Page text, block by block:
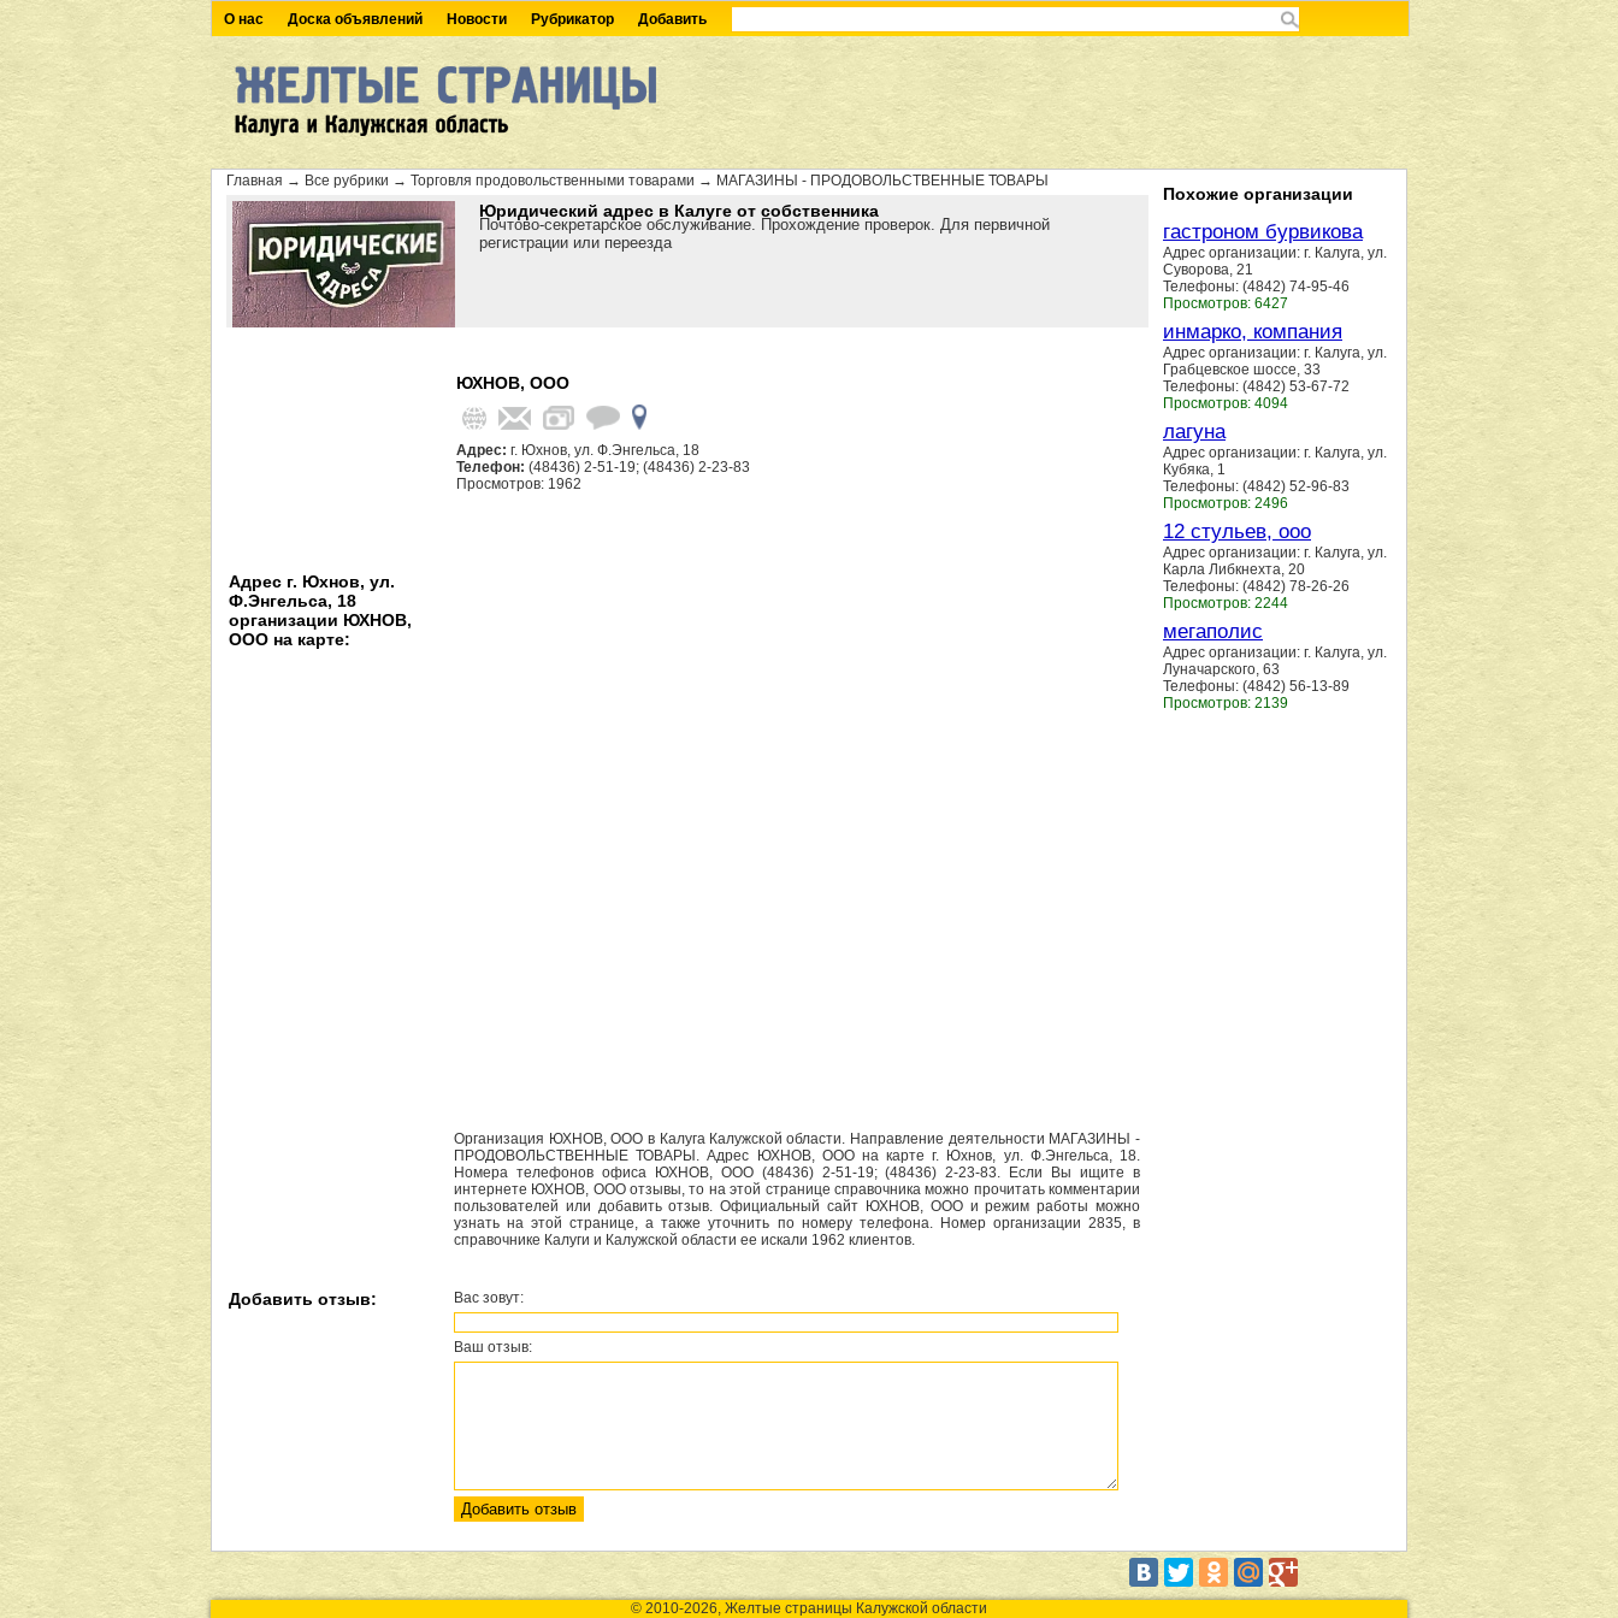
О нас Доска объявлений Новости Рубрикатор Добавить
Главная → Все рубрики → Торговля продовольственными товарами → МАГАЗИНЫ - ПРОДОВОЛЬСТВЕННЫЕ ТОВАРЫ
Юридический адрес в Калуге от собственника
Почтово-секретарское обслуживание. Прохождение проверок. Для первичной
регистрации или переезда
ЮХНОВ, ООО
Адрес: г. Юхнов, ул. Ф.Энгельса, 18
Телефон: (48436) 2-51-19; (48436) 2-23-83
Просмотров: 1962
Адрес г. Юхнов, ул.
Ф.Энгельса, 18
организации ЮХНОВ,
ООО на карте:
Организация ЮХНОВ, ООО в Калуга Калужской области. Направление деятельности МАГАЗИНЫ -
ПРОДОВОЛЬСТВЕННЫЕ ТОВАРЫ. Адрес ЮХНОВ, ООО на карте г. Юхнов, ул. Ф.Энгельса, 18.
Номера телефонов офиса ЮХНОВ, ООО (48436) 2-51-19; (48436) 2-23-83. Если Вы ищите в
интернете ЮХНОВ, ООО отзывы, то на этой странице справочника можно прочитать комментарии
пользователей или добавить отзыв. Официальный сайт ЮХНОВ, ООО и режим работы можно
узнать на этой странице, а также уточнить по номеру телефона. Номер организации 2835, в
справочнике Калуги и Калужской области ее искали 1962 клиентов.
Добавить отзыв: Вас зовут:
Ваш отзыв:
Похожие организации
гастроном бурвикова
Адрес организации: г. Калуга, ул.
Суворова, 21
Телефоны: (4842) 74-95-46
Просмотров: 6427
инмарко, компания
Адрес организации: г. Калуга, ул.
Грабцевское шоссе, 33
Телефоны: (4842) 53-67-72
Просмотров: 4094
лагуна
Адрес организации: г. Калуга, ул.
Кубяка, 1
Телефоны: (4842) 52-96-83
Просмотров: 2496
12 стульев, ооо
Адрес организации: г. Калуга, ул.
Карла Либкнехта, 20
Телефоны: (4842) 78-26-26
Просмотров: 2244
мегаполис
Адрес организации: г. Калуга, ул.
Луначарского, 63
Телефоны: (4842) 56-13-89
Просмотров: 2139
© 2010-2026, Желтые страницы Калужской области